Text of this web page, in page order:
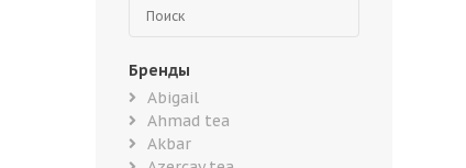
Бренды
Abigail
Ahmad tea
Akbar